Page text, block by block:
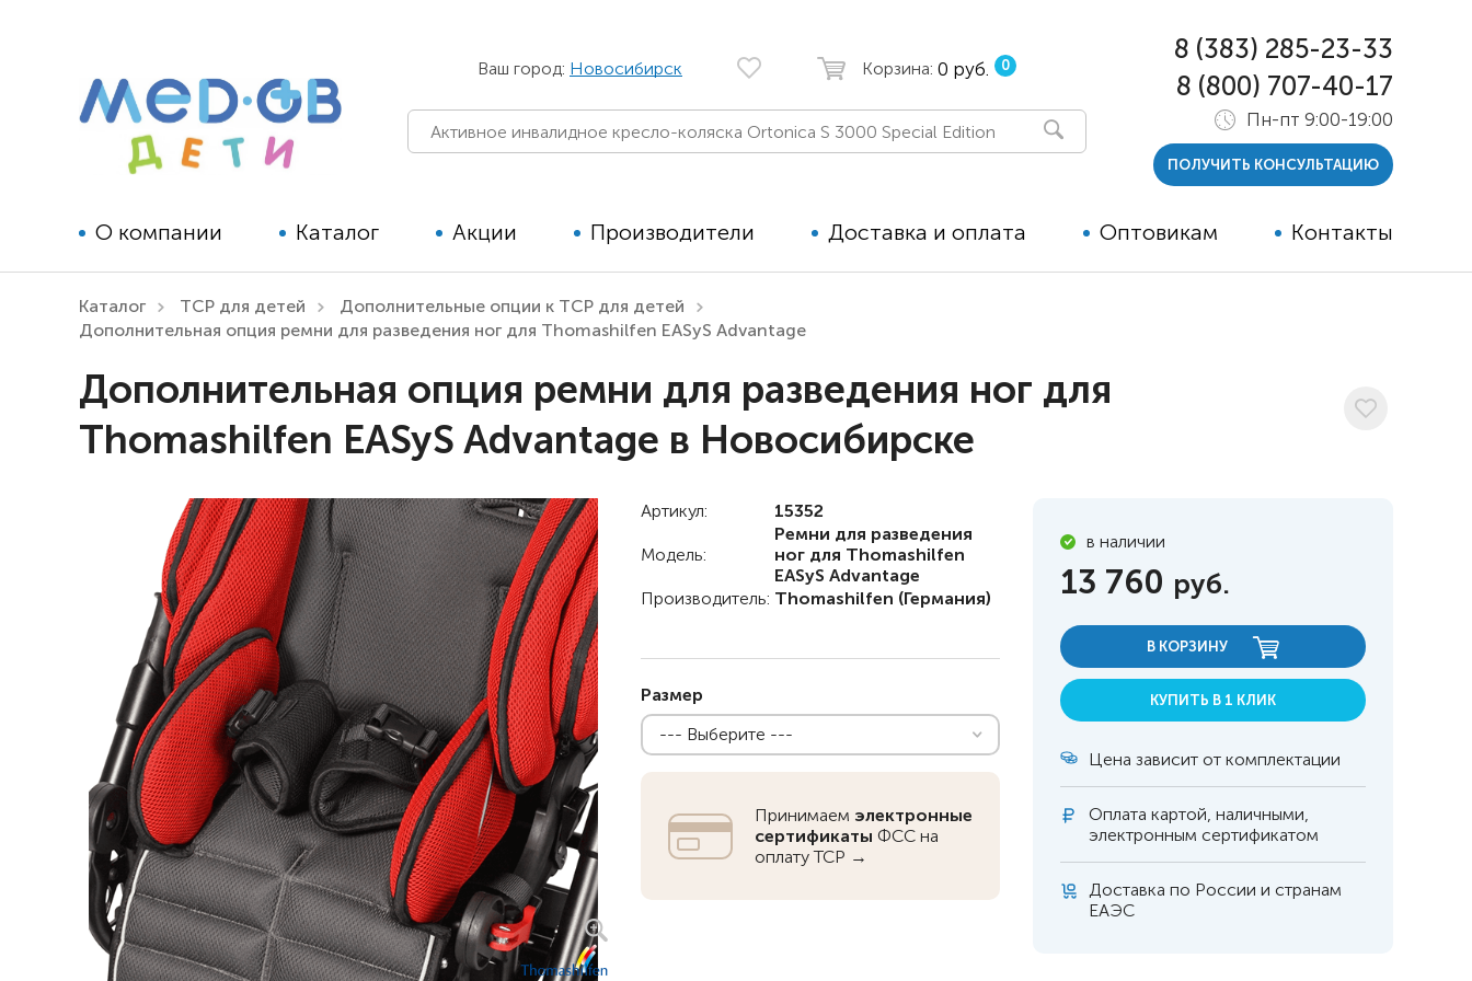
Ваш город: Новосибирск Корзина: 0 руб. 0
О компании Каталог
Технические средства
реабилитации для взрослых
Респираторное оборудование
Подъёмники для инвалидов
Автомобильные кресла
Коляски для детей активного
типа
Детские коляски с
электроприводом
Функциональные опоры
Ходунки
Велосипеды
Для ванны
Товары для
позиционирования
Реабилитационные костюмы
Иппотренажёры
Дополнительные опции к ТСР
для детей
Активные
Кресла-коляски с ручным
приводом
CPAP | BPAP аппараты
Аппараты для вентиляции
лёгких
Вертикальные
Наклонные
Гусеничные
Акции Производители Доставка и оплата Оптовикам Контакты
8 (383) 285-23-33
8 (800) 707-40-17
Пн-пт 9:00-19:00
ПОЛУЧИТЬ КОНСУЛЬТАЦИЮ
Каталог ТСР для детей
Дополнительные опции к ТСР для детей
Дополнительная опция ремни для разведения ног для Thomashilfen EASyS Advantage
Дополнительная опция ремни для разведения ног для
Thomashilfen EASyS Advantage в Новосибирске
Артикул: 15352
Модель:
Ремни для разведения
ног для Thomashilfen
EASyS Advantage
Производитель: Thomashilfen (Германия)
Размер
--- Выберите ---
Принимаем электронные
сертификаты ФСС на
оплату ТСР →
в наличии
13 760 руб.
В КОРЗИНУ
КУПИТЬ В 1 КЛИК
Цена зависит от комплектации
Оплата картой, наличными,
электронным сертификатом
Доставка по России и странам
ЕАЭС